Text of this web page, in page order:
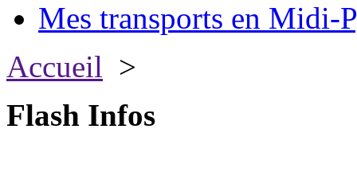
Mes transports en Midi-
Accueil >
Flash Infos